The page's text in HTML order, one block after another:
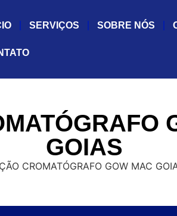
SERVIÇOS SOBRE NÓS
GOIAS